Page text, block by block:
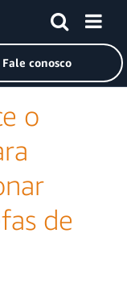
da Amazon Web
Fale conosco
o
de